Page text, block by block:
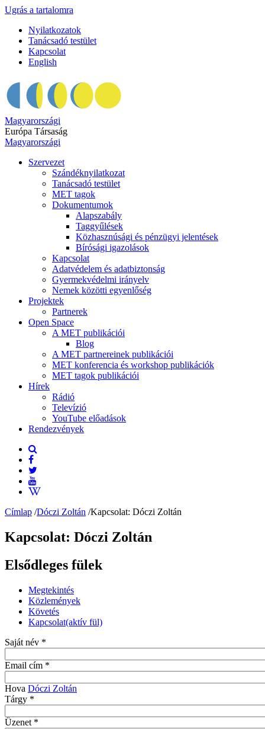
Ugrás a tartalomra
Nyilatkozatok
Tanácsadó testület
Kapcsolat
English
Magyarországi
Európa Társaság
Magyarországi
Szervezet
Szándéknyilatkozat
Tanácsadó testület
MET tagok
Dokumentumok
Alapszabály
Taggyűlések
Közhasznúsági és pénzügyi jelentések
Bírósági igazolások
Kapcsolat
Adatvédelem és adatbiztonság
Gyermekvédelmi irányelv
Nemek közötti egyenlőség
Projektek
Partnerek
Open Space
A MET publikációi
Blog
A MET partnereinek publikációi
MET konferencia és workshop publikációk
MET tagok publikációi
Hírek
Rádió
Televízió
YouTube előadások
Rendezvények
Címlap /Dóczi Zoltán /Kapcsolat: Dóczi Zoltán
Kapcsolat: Dóczi Zoltán
Elsődleges fülek
Megtekintés
Közlemények
Követés
Kapcsolat(aktív fül)
Saját név *
Email cím *
Hova Dóczi Zoltán
Tárgy *
Üzenet *